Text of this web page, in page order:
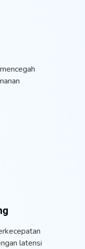
latensi